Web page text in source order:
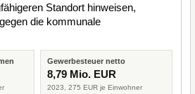
Standort hinweisen,
die kommunale
Gewerbesteuer netto
8,79 Mio. EUR
2023, 275 EUR je Einwohner